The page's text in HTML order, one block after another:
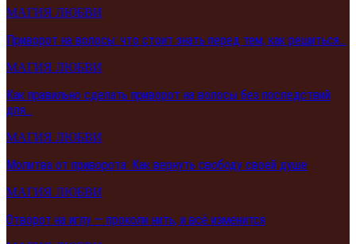
МАГИЯ ЛЮБВИ
Приворот на волосы: что стоит знать перед тем, как решиться…
МАГИЯ ЛЮБВИ
Как правильно сделать приворот на волосы без последствий
для…
МАГИЯ ЛЮБВИ
Молитва от приворота: Как вернуть свободу своей душе
МАГИЯ ЛЮБВИ
Отворот на иглу — проколи нить, и всё изменится